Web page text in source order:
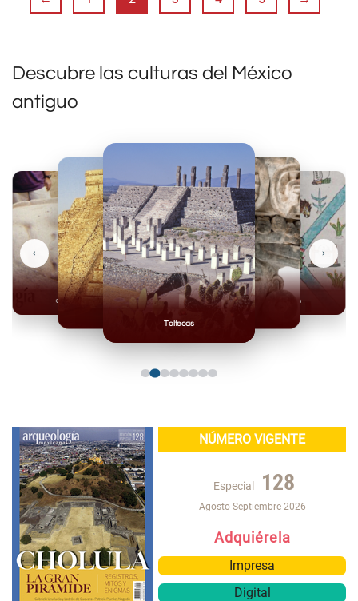
Descubre las culturas del México
antiguo
Toltecas
Mexicas
Olmecas
‹ ›
NÚMERO VIGENTE
Especial 128
Agosto-Septiembre 2026
Adquiérela
Impresa
Digital